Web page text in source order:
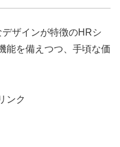
ザインが特徴のHRシ
能を備えつつ、手頃な価
ンク